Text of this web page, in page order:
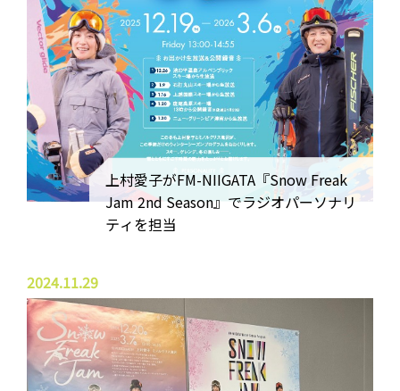
上村愛子がFM-NIIGATA『Snow Freak
Jam 2nd Season』でラジオパーソナリ
ティを担当
2024.11.29